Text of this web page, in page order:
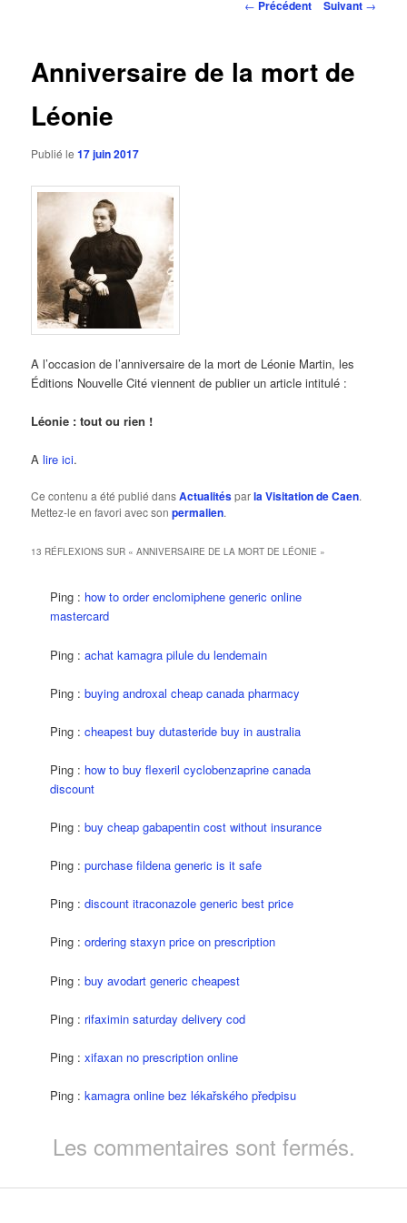
← Précédent Suivant →
Anniversaire de la mort de
Léonie
Publié le17 juin 2017
A l’occasion de l’anniversaire de la mort de Léonie Martin, les
Éditions Nouvelle Cité viennent de publier un article intitulé :
Léonie : tout ou rien !
Alire ici.
Ce contenu a été publié dansActualitésparla Visitation de Caen.
Mettez-le en favori avec sonpermalien.
13 RÉFLEXIONS SUR «ANNIVERSAIRE DE LA MORT DE LÉONIE »
Ping : how to order enclomiphene generic online
mastercard
Ping :achat kamagra pilule du lendemain
Ping :buying androxal cheap canada pharmacy
Ping :cheapest buy dutasteride buy in australia
Ping : how to buy flexeril cyclobenzaprine canada
discount
Ping :buy cheap gabapentin cost without insurance
Ping :purchase fildena generic is it safe
Ping :discount itraconazole generic best price
Ping :ordering staxyn price on prescription
Ping :buy avodart generic cheapest
Ping : rifaximin saturday delivery cod
Ping :xifaxan no prescription online
Ping :kamagra online bez lékařského předpisu
Les commentaires sont fermés.